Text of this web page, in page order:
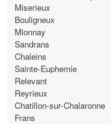
Miserieux
Bouligneux
Mionnay
Sandrans
Chaleins
Sainte-Euphemie
Relevant
Reyrieux
Chatillon-sur-Chalaronne
Frans